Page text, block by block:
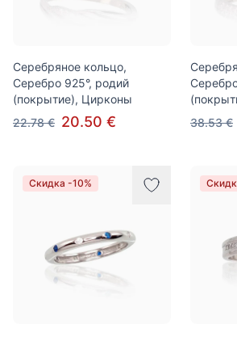
Серебряное кольцо,
Серебро 925°, родий
(покрытие), Цирконы
22.78 € 20.50 €
38.53 €
Скидка -10%